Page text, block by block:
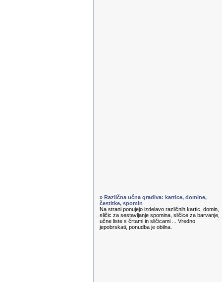
» Različna učna gradiva: kartice, domine,
čestitke, spomin
Na strani ponujejo izdelavo različnih kartic, domin,
sličic za sestavljanje spomina, sličice za barvanje,
učne liste s črtami in sličicami ... Vredno
jepobrskati, ponudba je obilna.